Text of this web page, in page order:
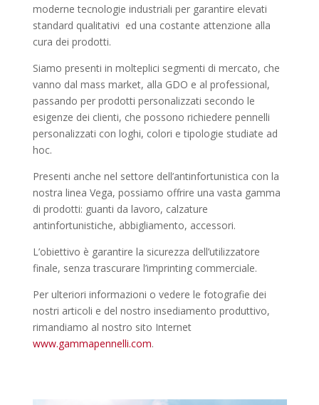
moderne tecnologie industriali per garantire elevati
standard qualitativi ed una costante attenzione alla
cura dei prodotti.
Siamo presenti in molteplici segmenti di mercato, che
vanno dal mass market, alla GDO e al professional,
passando per prodotti personalizzati secondo le
esigenze dei clienti, che possono richiedere pennelli
personalizzati con loghi, colori e tipologie studiate ad
hoc.
Presenti anche nel settore dell’antinfortunistica con la
nostra linea Vega, possiamo offrire una vasta gamma
di prodotti: guanti da lavoro, calzature
antinfortunistiche, abbigliamento, accessori.
L’obiettivo è garantire la sicurezza dell’utilizzatore
finale, senza trascurare l’imprinting commerciale.
Per ulteriori informazioni o vedere le fotografie dei
nostri articoli e del nostro insediamento produttivo,
rimandiamo al nostro sito Internet
www.gammapennelli.com.